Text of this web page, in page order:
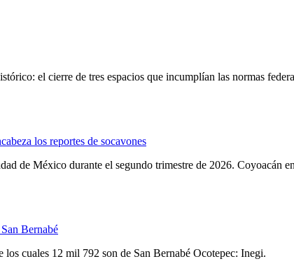
el cierre de tres espacios que incumplían las normas
los reportes de socavones
de México durante el segundo trimestre de 2026. Coyoacán
Bernabé
cuales 12 mil 792 son de San Bernabé Ocotepec: Inegi.